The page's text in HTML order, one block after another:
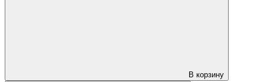
В корзину